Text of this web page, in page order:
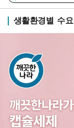
생활환경별 수